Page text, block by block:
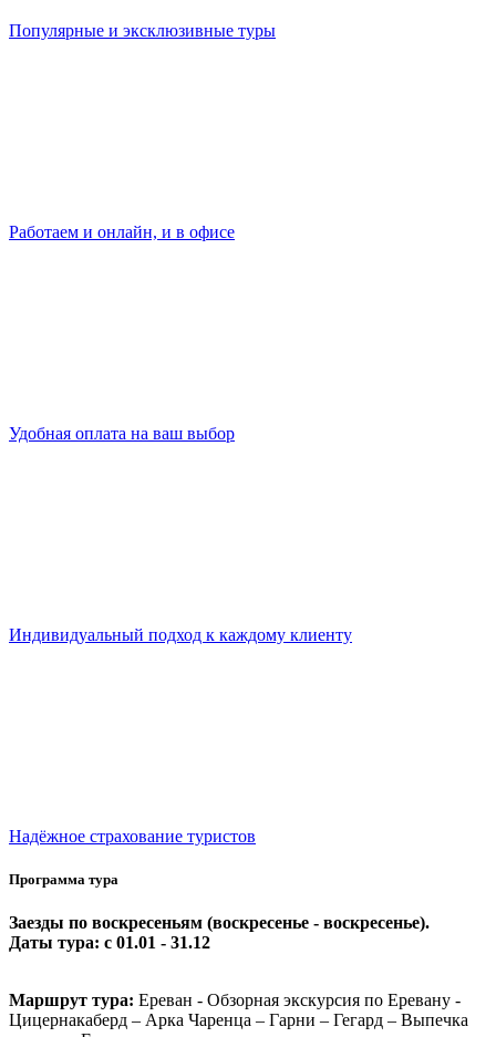
Популярные и эксклюзивные туры
Работаем и онлайн, и в офисе
Удобная оплата на ваш выбор
Индивидуальный подход к каждому клиенту
Надёжное страхование туристов
Программа тура
Заезды по воскресеньям (воскресенье - воскресенье).
Даты тура: с 01.01 - 31.12
Маршрут тура: Ереван - Обзорная экскурсия по Еревану -
Цицернакаберд – Арка Чаренца – Гарни – Гегард – Выпечка